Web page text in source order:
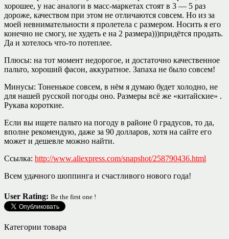
хорошее, у нас аналоги в масс-маркетах стоят в 3 — 5 раз
дороже, качеством при этом не отличаются совсем. Но из за
моей невнимательности я пролетела с размером. Носить я его
конечно не смогу, не худеть е на 2 размера)))придётся продать.
Да и хотелось что-то потеплее.
Плюсы: на тот момент недорогое, и достаточно качественное
пальто, хороший фасон, аккуратное. Запаха не было совсем!
Минусы: Тоненькое совсем, в нём я думаю будет холодно, не
для нашей русской погоды оно. Размеры всё же «китайские» .
Рукава короткие.
Если вы ищете пальто на погоду в районе 0 градусов, то да,
вполне рекомендую, даже за 90 долларов, хотя на сайте его
может и дешевле можно найти.
Ссылка: http://www.aliexpress.com/snapshot/258790436.html
Всем удачного шоппинга и счастливого нового года!
User Rating: Be the first one !
Категории товара